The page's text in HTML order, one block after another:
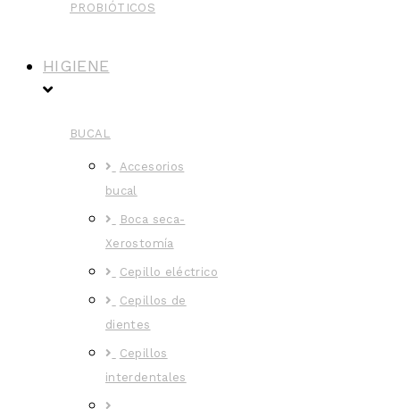
PROBIÓTICOS
HIGIENE
BUCAL
Accesorios
bucal
Boca seca-
Xerostomía
Cepillo eléctrico
Cepillos de
dientes
Cepillos
interdentales